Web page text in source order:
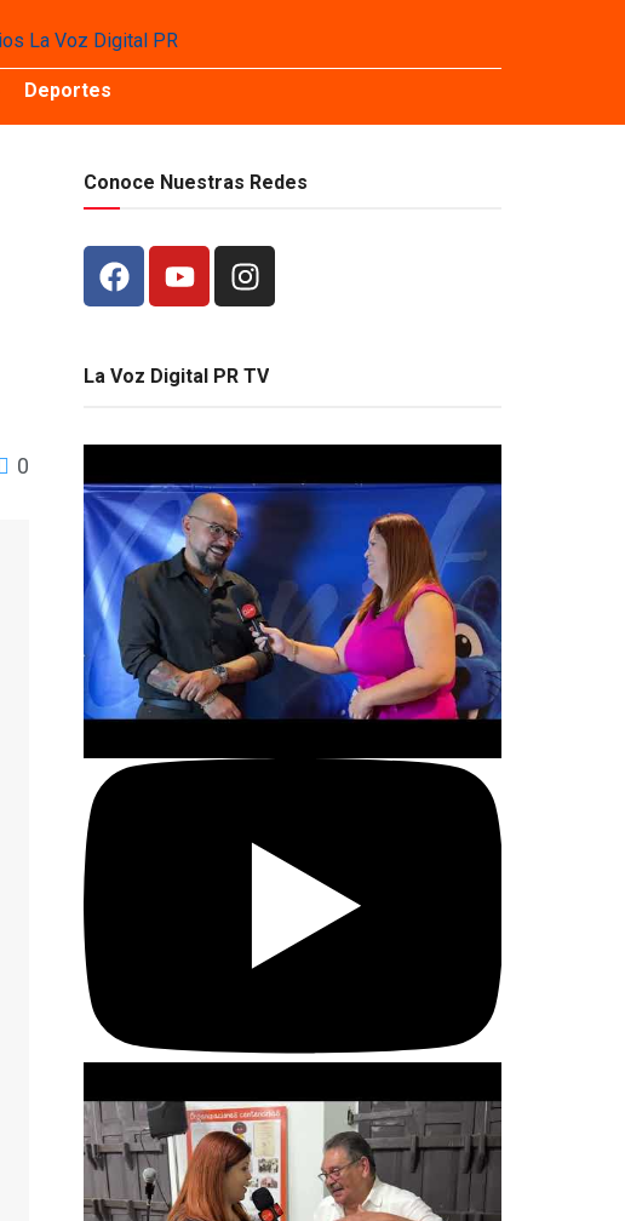
Deportes
0
Conoce Nuestras Redes
La Voz Digital PR TV